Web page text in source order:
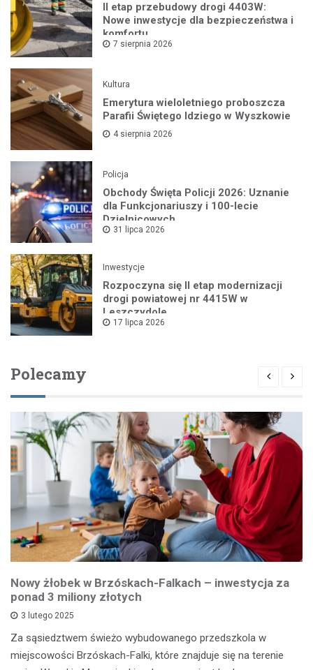
II etap przebudowy drogi 4403W:
Nowe inwestycje dla bezpieczeństwa i
komfortu
7 sierpnia 2026
Kultura
Emerytura wieloletniego proboszcza
Parafii Świętego Idziego w Wyszkowie
4 sierpnia 2026
Policja
Obchody Święta Policji 2026: Uznanie
dla Funkcjonariuszy i 100-lecie
Dzielnicowych
31 lipca 2026
Inwestycje
Rozpoczyna się II etap modernizacji
drogi powiatowej nr 4415W w
Leszczydole
17 lipca 2026
Polecamy
Nowy żłobek w Brzóskach-Falkach – inwestycja za
ponad 3 miliony złotych
3 lutego 2025
Za sąsiedztwem świeżo wybudowanego przedszkola w
miejscowości Brzóskach-Falki, które znajduje się na terenie